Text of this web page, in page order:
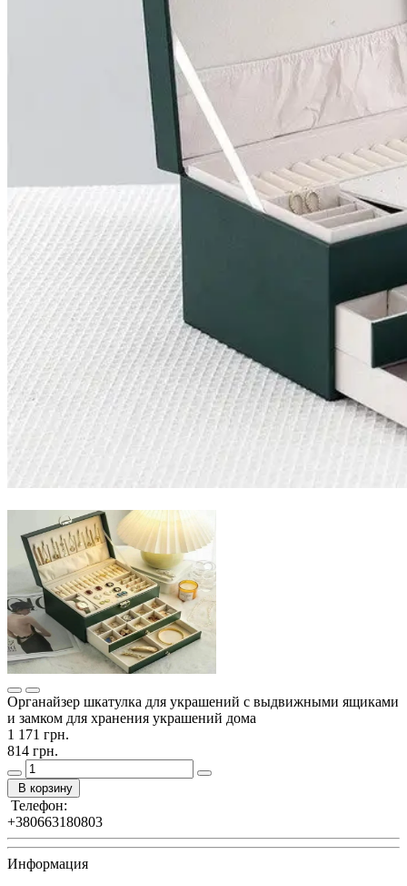
Органайзер шкатулка для украшений с выдвижными ящиками
и замком для хранения украшений дома
1 171 грн.
814 грн.
В корзину
Телефон:
+380663180803
Информация